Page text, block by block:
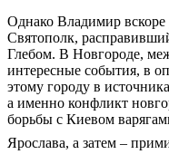
Однако Владимир вскоре
Святополк,
Глебом. В Новгороде,
интересные события, в
этому городу в
а именно конфликт
борьбы с Киевом
Ярослава, а затем –